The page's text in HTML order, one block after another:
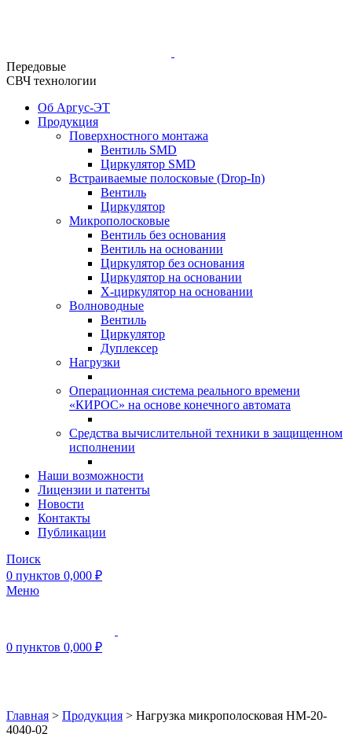
Передовые
СВЧ технологии
Об Аргус-ЭТ
Продукция
Поверхностного монтажа
Вентиль SMD
Циркулятор SMD
Встраиваемые полосковые (Drop-In)
Вентиль
Циркулятор
Микрополосковые
Вентиль без основания
Вентиль на основании
Циркулятор без основания
Циркулятор на основании
Х-циркулятор на основании
Волноводные
Вентиль
Циркулятор
Дуплексер
Нагрузки
Операционная система реального времени
«КИРОС» на основе конечного автомата
Средства вычислительной техники в защищенном
исполнении
Наши возможности
Лицензии и патенты
Новости
Контакты
Публикации
Поиск
0 пунктов 0,000 ₽
Меню
0 пунктов 0,000 ₽
Главная > Продукция > Нагрузка микрополосковая НМ-20-
4040-02